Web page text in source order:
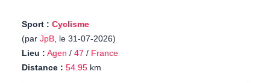
Sport : Cyclisme
(par JpB, le 31-07-2026)
Lieu : Agen / 47 / France
Distance : 54.95 km